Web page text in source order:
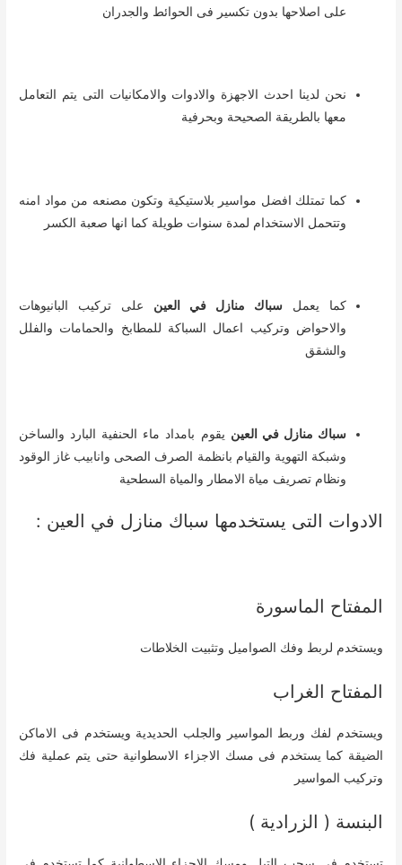
على اصلاحها بدون تكسير فى الحوائط والجدران
نحن لدينا احدث الاجهزة والادوات والامكانيات التى يتم التعامل
معها بالطريقة الصحيحة وبحرفية
كما تمتلك افضل مواسير بلاستيكية وتكون مصنعه من مواد امنه
وتتحمل الاستخدام لمدة سنوات طويلة كما انها صعبة الكسر
كما يعملسباك منازل في العين على تركيب البانيوهات
والاحواض وتركيب اعمال السباكة للمطابخ والحمامات والفلل
والشقق
سباك منازل في العين يقوم بامداد ماء الحنفية البارد والساخن
وشبكة التهوية والقيام بانظمة الصرف الصحى وانابيب غاز الوقود
ونظام تصريف مياة الامطار والمياة السطحية
الادوات التى يستخدمها سباك منازل في العين :
المفتاح الماسورة
ويستخدم لربط وفك الصواميل وتثبيت الخلاطات
المفتاح الغراب
ويستخدم لفك وربط المواسير والجلب الحديدية ويستخدم فى الاماكن
الضيقة كما يستخدم فى مسك الاجزاء الاسطوانية حتى يتم عملية فك
وتركيب المواسير
البنسة ( الزرادية )